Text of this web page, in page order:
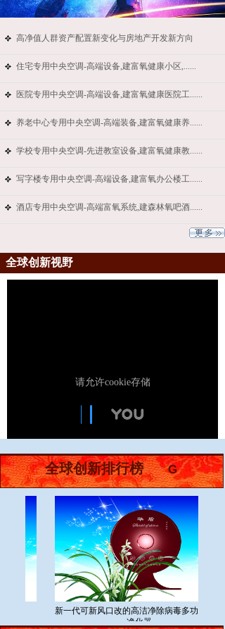
高净值人群资产配置新变化与房地产开发新方向
住宅专用中央空调-高端设备,建富氧健康小区,......
医院专用中央空调-高端设备,建富氧健康医院工......
养老中心专用中央空调-高端装备,建富氧健康养......
学校专用中央空调-先进教室设备,建富氧健康教......
写字楼专用中央空调-高端设备,建富氧办公楼工......
酒店专用中央空调-高端富氧系统,建森林氧吧酒......
全球创新视野
全球创新排行榜 G
新一代可新风口改的高洁净除病毒多功能空气
净化器
全球企业创新排行金榜
中国各市创新排行金榜